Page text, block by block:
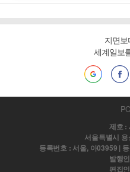
지면보
세계일보
제호 :
서울특별시
등록번호 : 서울, 아03959 |
발행
편집